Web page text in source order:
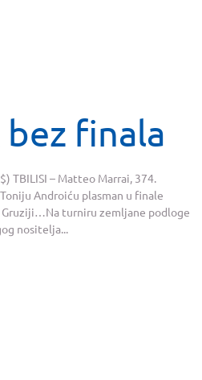
finala
TBILISI – Matteo Marrai, 374.
Androiću plasman u finale
Gruziji…Na turniru zemljane podloge
nositelja...